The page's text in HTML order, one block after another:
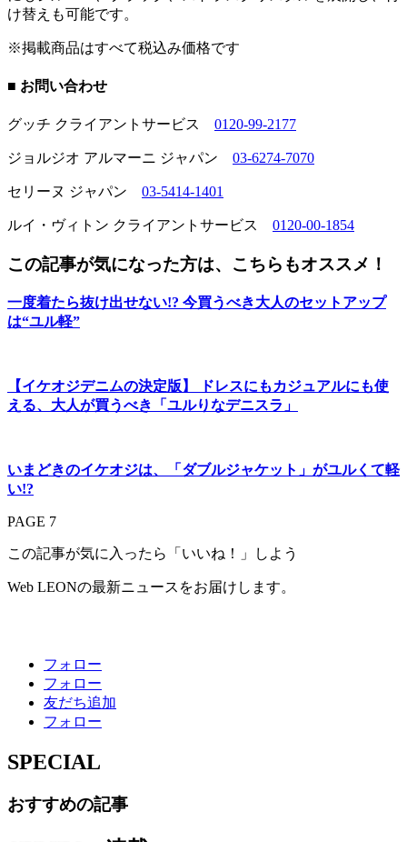
け替えも可能です。
※掲載商品はすべて税込み価格です
■ お問い合わせ
グッチ クライアントサービス 0120-99-2177
ジョルジオ アルマーニ ジャパン 03-6274-7070
セリーヌ ジャパン 03-5414-1401
ルイ・ヴィトン クライアントサービス 0120-00-1854
この記事が気になった方は、こちらもオススメ！
一度着たら抜け出せない!? 今買うべき大人のセットアップ
は“ユル軽”
【イケオジデニムの決定版】 ドレスにもカジュアルにも使
える、大人が買うべき「ユルりなデニスラ」
いまどきのイケオジは、「ダブルジャケット」がユルくて軽
い!?
PAGE 7
この記事が気に入ったら「いいね！」しよう
Web LEONの最新ニュースをお届けします。
フォロー
フォロー
友だち追加
フォロー
SPECIAL
おすすめの記事